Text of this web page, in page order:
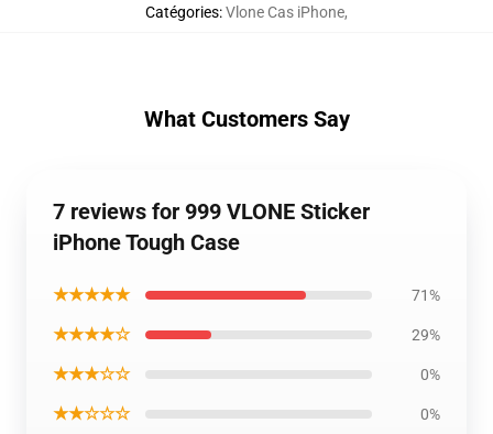
Catégories:Vlone Cas iPhone,
What Customers Say
7 reviews for 999 VLONE Sticker
iPhone Tough Case
★★★★★ 71%
★★★★☆ 29%
★★★☆☆ 0%
★★☆☆☆ 0%